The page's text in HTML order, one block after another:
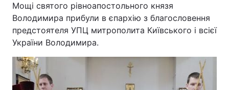
Мощі святого рівноапостольного князя
Володимира прибули в єпархію з благословення
предстоятеля УПЦ митрополита Київського і всієї
України Володимира.